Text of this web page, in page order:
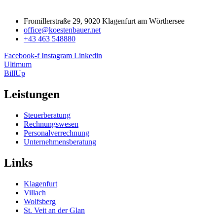
Fromillerstraße 29, 9020 Klagenfurt am Wörthersee
office@koestenbauer.net
+43 463 548880
Facebook-f Instagram Linkedin
Ultimum
BillUp
Leistungen
Steuerberatung
Rechnungswesen
Personalverrechnung
Unternehmensberatung
Links
Klagenfurt
Villach
Wolfsberg
St. Veit an der Glan